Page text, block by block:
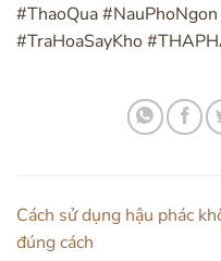
#ThaoQua
#TraHoaSayKho
Cách sử dụng hậu phác
đúng cách